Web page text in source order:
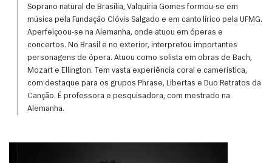
Soprano natural de Brasília, Valquíria Gomes formou-se em
música pela Fundação Clóvis Salgado e em canto lírico pela UFMG.
Aperfeiçoou-se na Alemanha, onde atuou em óperas e
concertos. No Brasil e no exterior, interpretou importantes
personagens de ópera. Atuou como solista em obras de Bach,
Mozart e Ellington. Tem vasta experiência coral e camerística,
com destaque para os grupos Phrase, Libertas e Duo Retratos da
Canção. É professora e pesquisadora, com mestrado na
Alemanha.